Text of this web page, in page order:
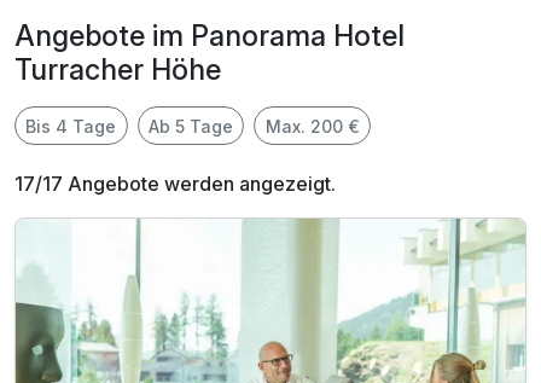
Angebote im Panorama Hotel
Turracher Höhe
Bis 4 Tage Ab 5 Tage Max. 200 €
17/17 Angebote werden angezeigt.